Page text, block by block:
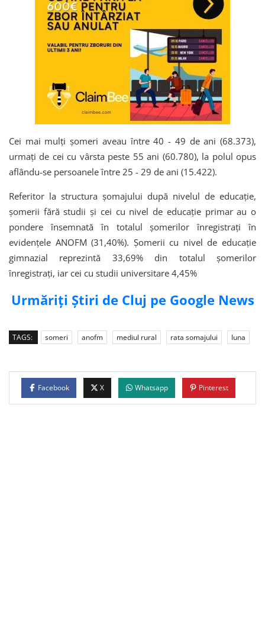
Cei mai mulți șomeri aveau între 40 - 49 de ani (68.373),
urmați de cei cu vârsta peste 55 ani (60.780), la polul opus
aflându-se persoanele între 25 - 29 de ani (15.422).
Referitor la structura șomajului după nivelul de educație,
șomerii fără studii și cei cu nivel de educație primar au o
pondere însemnată în totalul șomerilor înregistrați în
evidențele ANOFM (31,40%). Șomerii cu nivel de educație
gimnazial reprezintă 33,69% din totalul șomerilor
înregistrați, iar cei cu studii universitare 4,45%
Urmăriți Știri de Cluj pe Google News
TAGS: someri anofm mediul rural rata somajului luna
Facebook X Whatsapp Pinterest